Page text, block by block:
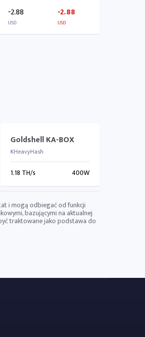
-2.88
USD
-2.88
USD
Goldshell KA-BOX
KHeavyHash
1.18 TH/s 400W
i mogą odbiegać od funkcji
bazującymi na aktualnej
traktowane jako podstawa do